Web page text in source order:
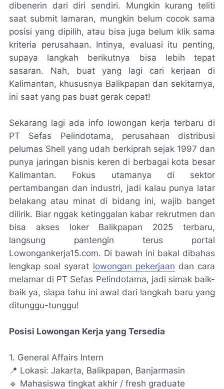
dibenerin dari diri sendiri. Mungkin kurang teliti
saat submit lamaran, mungkin belum cocok sama
posisi yang dipilih, atau bisa juga belum klik sama
kriteria perusahaan. Intinya, evaluasi itu penting,
supaya langkah berikutnya bisa lebih tepat
sasaran. Nah, buat yang lagi cari kerjaan di
Kalimantan, khususnya Balikpapan dan sekitarnya,
ini saat yang pas buat gerak cepat!
Sekarang lagi ada info lowongan kerja terbaru di
PT Sefas Pelindotama, perusahaan distribusi
pelumas Shell yang udah berkiprah sejak 1997 dan
punya jaringan bisnis keren di berbagai kota besar
Kalimantan. Fokus utamanya di sektor
pertambangan dan industri, jadi kalau punya latar
belakang atau minat di bidang ini, wajib banget
dilirik. Biar nggak ketinggalan kabar rekrutmen dan
bisa akses loker Balikpapan 2025 terbaru,
langsung pantengin terus portal
Lowongankerja15.com. Di bawah ini bakal dibahas
lengkap soal syarat lowongan pekerjaan dan cara
melamar di PT Sefas Pelindotama, jadi simak baik-
baik ya, siapa tahu ini awal dari langkah baru yang
ditunggu-tunggu!
Posisi Lowongan Kerja yang Tersedia
1. General Affairs Intern
📍 Lokasi: Jakarta, Balikpapan, Banjarmasin
🔹 Mahasiswa tingkat akhir / fresh graduate